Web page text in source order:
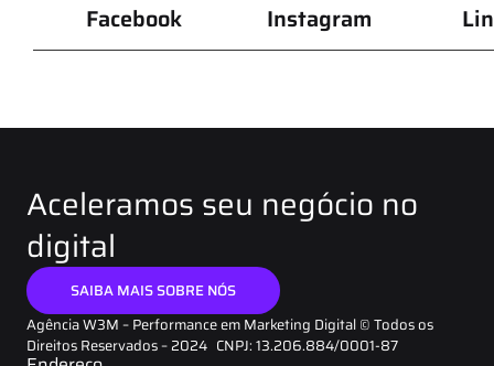
Facebook Instagram
Aceleramos seu negócio no
digital
SAIBA MAIS SOBRE NÓS
Agência W3M – Performance em Marketing Digital © Todos os
Direitos Reservados – 2024 CNPJ: 13.206.884/0001-87